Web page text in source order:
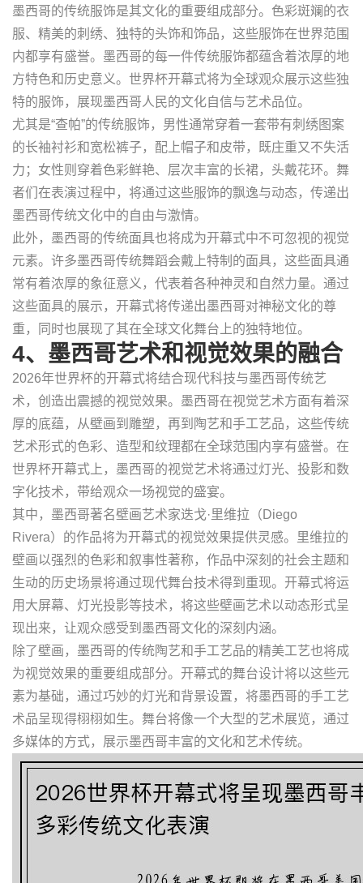
墨西哥的传统服饰是其文化的重要组成部分。色彩斑斓的衣
服、精美的刺绣、独特的头饰和饰品，这些服饰在世界范围
内都享有盛誉。墨西哥的每一件传统服饰都蕴含着浓厚的地
方特色和历史意义。世界杯开幕式将为全球观众展示这些独
特的服饰，展现墨西哥人民的文化自信与艺术品位。
尤其是“查帕”的传统服饰，男性通常穿着一套带有刺绣图案
的长袖衬衫和宽松裤子，配上帽子和皮带，既庄重又不失活
力；女性则穿着色彩鲜艳、层次丰富的长裙，头戴花环。舞
者们在表演过程中，将通过这些服饰的飘逸与动态，传递出
墨西哥传统文化中的自由与激情。
此外，墨西哥的传统面具也将成为开幕式中不可忽视的视觉
元素。许多墨西哥传统舞蹈会戴上特制的面具，这些面具通
常有着浓厚的象征意义，代表着各种神灵和自然力量。通过
这些面具的展示，开幕式将传递出墨西哥对神秘文化的尊
重，同时也展现了其在全球文化舞台上的独特地位。
4、墨西哥艺术和视觉效果的融合
2026年世界杯的开幕式将结合现代科技与墨西哥传统艺
术，创造出震撼的视觉效果。墨西哥在视觉艺术方面有着深
厚的底蕴，从壁画到雕塑，再到陶艺和手工艺品，这些传统
艺术形式的色彩、造型和纹理都在全球范围内享有盛誉。在
世界杯开幕式上，墨西哥的视觉艺术将通过灯光、投影和数
字化技术，带给观众一场视觉的盛宴。
其中，墨西哥著名壁画艺术家迭戈·里维拉（Diego
Rivera）的作品将为开幕式的视觉效果提供灵感。里维拉的
壁画以强烈的色彩和叙事性著称，作品中深刻的社会主题和
生动的历史场景将通过现代舞台技术得到重现。开幕式将运
用大屏幕、灯光投影等技术，将这些壁画艺术以动态形式呈
现出来，让观众感受到墨西哥文化的深刻内涵。
除了壁画，墨西哥的传统陶艺和手工艺品的精美工艺也将成
为视觉效果的重要组成部分。开幕式的舞台设计将以这些元
素为基础，通过巧妙的灯光和背景设置，将墨西哥的手工艺
术品呈现得栩栩如生。舞台将像一个大型的艺术展览，通过
多媒体的方式，展示墨西哥丰富的文化和艺术传统。